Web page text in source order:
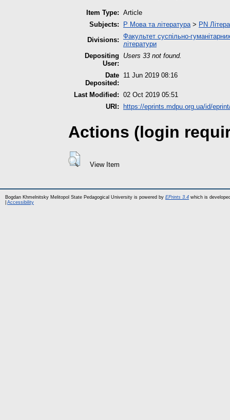
Item Type: Article
Subjects:
P Мова та література> PN
Divisions: Факультет суспільно-
літератури
Depositing
User:
Users 33 not found.
Date
Deposited:
11 Jun 2019 08:16
Last Modified: 02 Oct 2019 05:51
URI:
https://eprints.mdpu.org.ua/id/
Actions (login
View Item
Bogdan Khmelnitsky Melitopol State Pedagogical University is powered by EPrints 3.4 which is
Accessibility